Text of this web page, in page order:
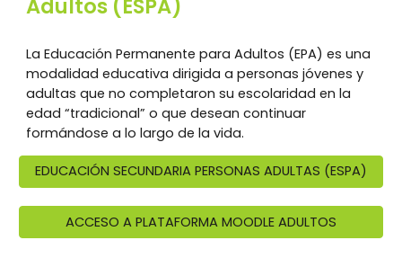
Adultos (ESPA)
La Educación Permanente para Adultos (EPA) es una
modalidad educativa dirigida a personas jóvenes y
adultas que no completaron su escolaridad en la
edad “tradicional” o que desean continuar
formándose a lo largo de la vida.
EDUCACIÓN SECUNDARIA PERSONAS ADULTAS (ESPA)
ACCESO A PLATAFORMA MOODLE ADULTOS